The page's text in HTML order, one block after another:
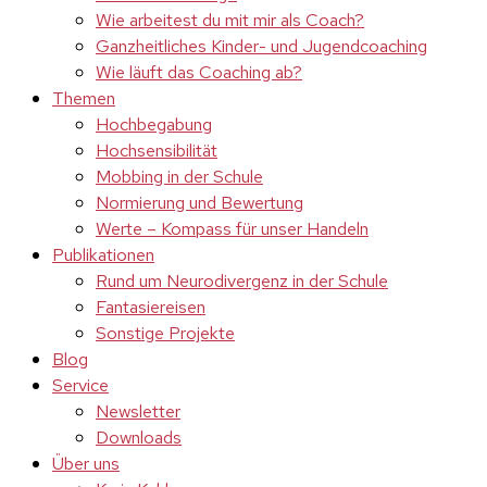
Wie arbeitest du mit mir als Coach?
Ganzheitliches Kinder- und Jugendcoaching
Wie läuft das Coaching ab?
Themen
Hochbegabung
Hochsensibilität
Mobbing in der Schule
Normierung und Bewertung
Werte – Kompass für unser Handeln
Publikationen
Rund um Neurodivergenz in der Schule
Fantasiereisen
Sonstige Projekte
Blog
Service
Newsletter
Downloads
Über uns